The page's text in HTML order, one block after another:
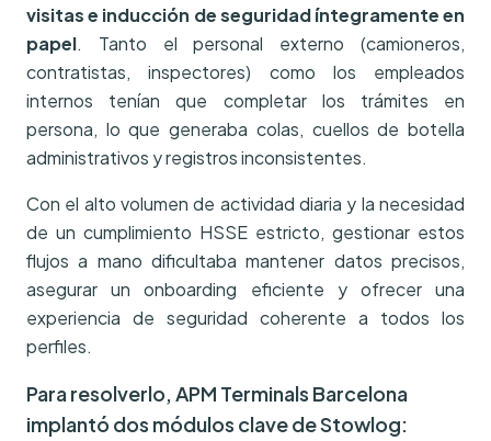
visitas e inducción de seguridad íntegramente en
papel. Tanto el personal externo (camioneros,
contratistas, inspectores) como los empleados
internos tenían que completar los trámites en
persona, lo que generaba colas, cuellos de botella
administrativos y registros inconsistentes.
Con el alto volumen de actividad diaria y la necesidad
de un cumplimiento HSSE estricto, gestionar estos
flujos a mano dificultaba mantener datos precisos,
asegurar un onboarding eficiente y ofrecer una
experiencia de seguridad coherente a todos los
perfiles.
Para resolverlo, APM Terminals Barcelona
implantó dos módulos clave de Stowlog: